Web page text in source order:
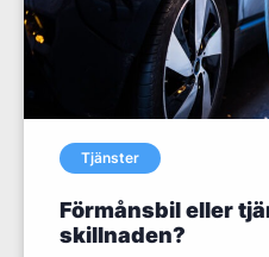
Tjänster
Förmånsbil eller
skillnaden?